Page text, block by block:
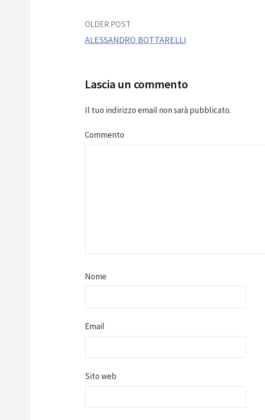
Post
OLDER POST
ALESSANDRO BOTTARELLI
Lascia un commento
Il tuo indirizzo email non sarà pubblicato.
Commento
Nome
Email
Sito web